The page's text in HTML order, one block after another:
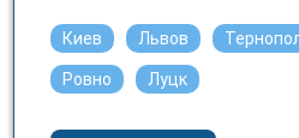
флуконазолу після 12 днів
а через 7 днів після завершення
все ще становила 5,8 мкг/г. При
1 раз на тиждень концентрація
Киев Львов
Ровно Луцк